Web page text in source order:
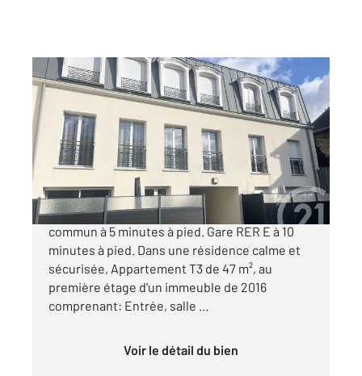
VILLEMOMBLE 93
47 m2, 3 pièces
Ref : 217
Appartement F3 à vendre
199 990 €
VILLEMOMBLE - EPOQUE Transports en
commun à 5 minutes à pied. Gare RER E à 10
minutes à pied. Dans une résidence calme et
sécurisée, Appartement T3 de 47 m², au
première étage d'un immeuble de 2016
comprenant: Entrée, salle ...
Voir le détail du bien